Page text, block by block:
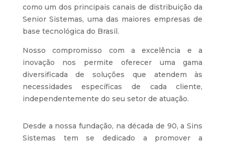
como um dos principais canais de distribuição da
Senior Sistemas, uma das maiores empresas de
base tecnológica do Brasil.
Nosso compromisso com a excelência e a
inovação nos permite oferecer uma gama
diversificada de soluções que atendem às
necessidades específicas de cada cliente,
independentemente do seu setor de atuação.
Desde a nossa fundação, na década de 90, a Sins
Sistemas tem se dedicado a promover a